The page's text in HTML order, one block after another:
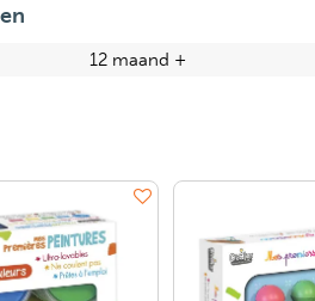
12 maand +